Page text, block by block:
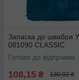
Запаска до швабри
081090 CLASSIC
Готово до відправки
108,15 ₴ 130,02 ₴